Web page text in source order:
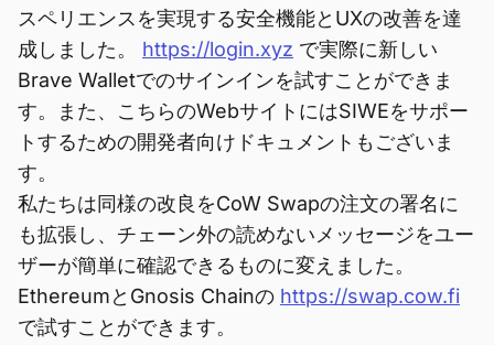
スペリエンスを実現する安全機能とUXの改善を達
成しました。 https://login.xyz で実際に新しい
Brave Walletでのサインインを試すことができま
す。また、こちらのWebサイトにはSIWEをサポー
トするための開発者向けドキュメントもございま
す。
私たちは同様の改良をCoW Swapの注文の署名に
も拡張し、チェーン外の読めないメッセージをユー
ザーが簡単に確認できるものに変えました。
EthereumとGnosis Chainの https://swap.cow.fi
で試すことができます。